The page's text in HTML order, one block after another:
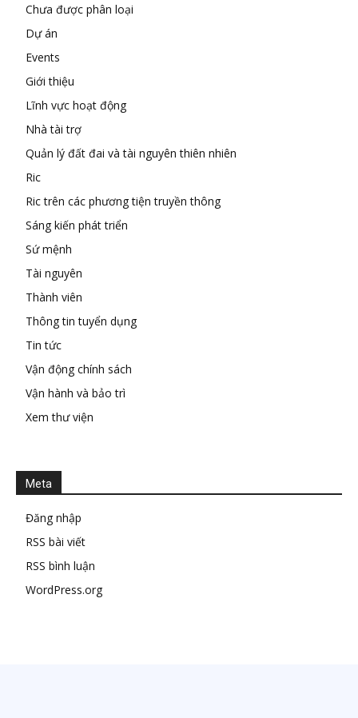
Chưa được phân loại
Dự án
Events
Giới thiệu
Lĩnh vực hoạt động
Nhà tài trợ
Quản lý đất đai và tài nguyên thiên nhiên
Ric
Ric trên các phương tiện truyền thông
Sáng kiến phát triển
Sứ mệnh
Tài nguyên
Thành viên
Thông tin tuyển dụng
Tin tức
Vận động chính sách
Vận hành và bảo trì
Xem thư viện
Meta
Đăng nhập
RSS bài viết
RSS bình luận
WordPress.org